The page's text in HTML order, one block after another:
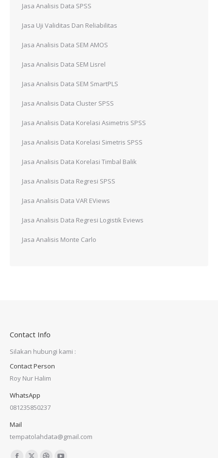
Jasa Analisis Data SPSS
Jasa Uji Validitas Dan Reliabilitas
Jasa Analisis Data SEM AMOS
Jasa Analisis Data SEM Lisrel
Jasa Analisis Data SEM SmartPLS
Jasa Analisis Data Cluster SPSS
Jasa Analisis Data Korelasi Asimetris SPSS
Jasa Analisis Data Korelasi Simetris SPSS
Jasa Analisis Data Korelasi Timbal Balik
Jasa Analisis Data Regresi SPSS
Jasa Analisis Data VAR EViews
Jasa Analisis Data Regresi Logistik Eviews
Jasa Analisis Monte Carlo
Contact Info
Silakan hubungi kami :
Contact Person
Roy Nur Halim
WhatsApp
081235850237
Mail
tempatolahdata@gmail.com
Find us on: